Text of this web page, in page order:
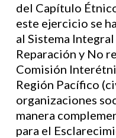
del Capítulo
este ejercicio se
al Sistema
Reparación y No
Comisión
Región Pacífico
organizaciones
manera
para el